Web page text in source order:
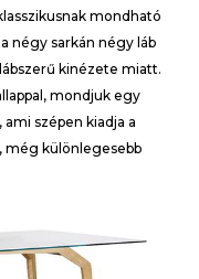
mondható
négy sarkán négy láb
kinézete miatt.
mondjuk egy
szépen kiadja a
még különlegesebb